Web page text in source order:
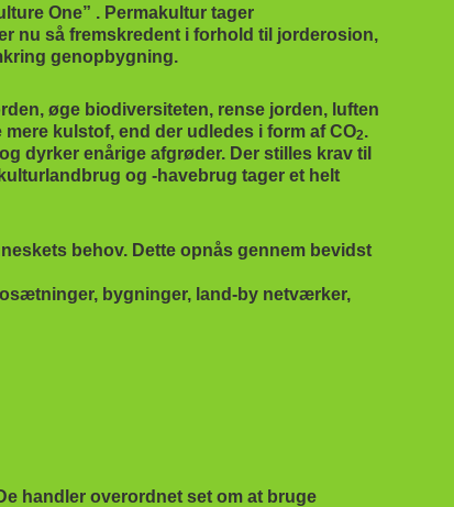
One” . Permakultur tager
nu så fremskredent i forhold til jorderosion,
genopbygning.
øge biodiversiteten, rense jorden, luften
kulstof, end der udledes i form af CO2.
dyrker enårige afgrøder. Der stilles krav til
og -havebrug tager et helt
behov. Dette opnås gennem bevidst
bygninger, land-by netværker,
handler overordnet set om at bruge